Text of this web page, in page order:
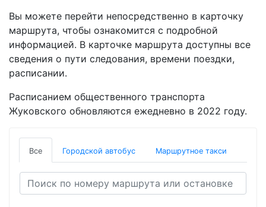
Вы можете перейти непосредственно в карточку
маршрута, чтобы ознакомится с подробной
информацией. В карточке маршрута доступны все
сведения о пути следования, времени поездки,
расписании.
Расписанием общественного транспорта
Жуковского обновляются ежедневно в 2022 году.
Все Городской автобус Маршрутное такси